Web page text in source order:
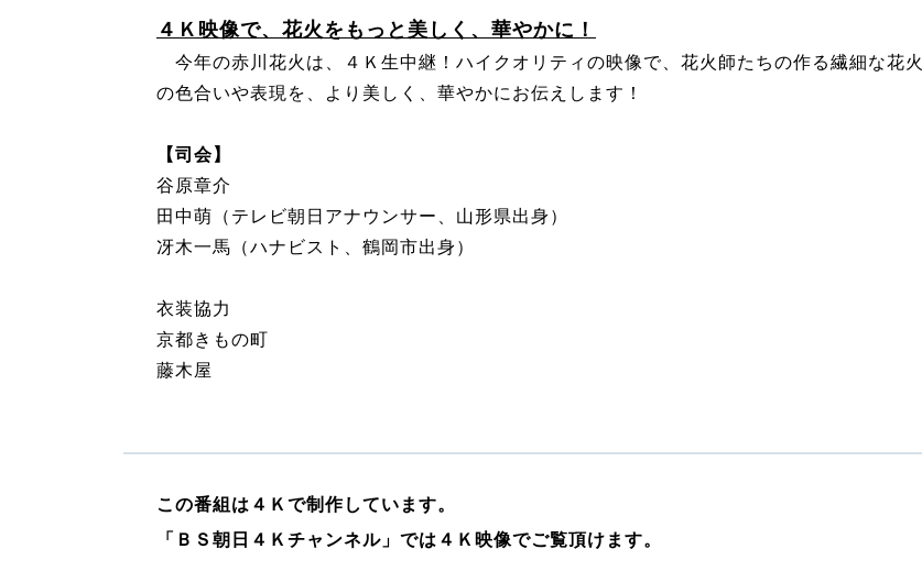
４Ｋ映像で、花火をもっと美しく、華やかに！
今年の赤川花火は、４Ｋ生中継！ハイクオリティの映像で、花火師たちの作る繊細な花火
の色合いや表現を、より美しく、華やかにお伝えします！
【司会】
谷原章介
田中萌（テレビ朝日アナウンサー、山形県出身）
冴木一馬（ハナビスト、鶴岡市出身）
衣装協力
京都きもの町
藤木屋
この番組は４Ｋで制作しています。
「ＢＳ朝日４Ｋチャンネル」では４Ｋ映像でご覧頂けます。